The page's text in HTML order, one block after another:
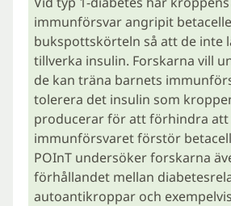
immunförsvar angripit
bukspottskörteln så att de inte
tillverka insulin. Forskarna vill
de kan träna barnets
tolerera det insulin som
producerar för att förhindra att
immunförsvaret förstör
POInT undersöker forskarna
förhållandet mellan
autoantikroppar och